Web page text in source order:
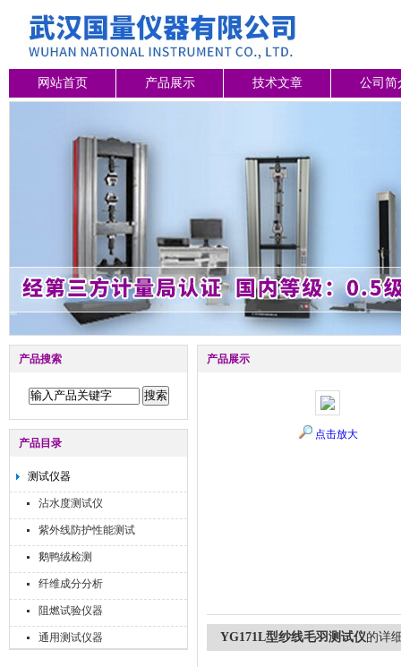
网站首页 产品展示 技术文章 公司简
产品搜索
产品目录
测试仪器
沾水度测试仪
紫外线防护性能测试
鹅鸭绒检测
纤维成分分析
阻燃试验仪器
通用测试仪器
产品展示
点击放大
YG171L型纱线毛羽测试仪的详